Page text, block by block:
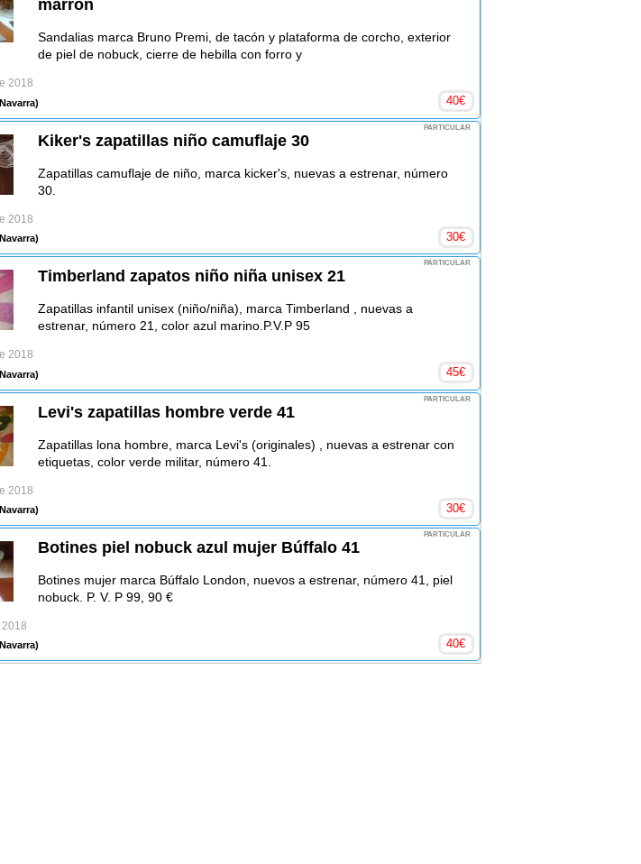
marrón
Sandalias marca Bruno Premi, de tacón y plataforma de corcho, exterior
de piel de nobuck, cierre de hebilla con forro y
2018
40€
PARTICULAR
Kiker's zapatillas niño camuflaje 30
Zapatillas camuflaje de niño, marca kicker's, nuevas a estrenar, número
30.
2018
30€
PARTICULAR
Timberland zapatos niño niña unisex 21
Zapatillas infantil unisex (niño/niña), marca Timberland , nuevas a
estrenar, número 21, color azul marino.P.V.P 95
2018
45€
PARTICULAR
Levi's zapatillas hombre verde 41
Zapatillas lona hombre, marca Levi's (originales) , nuevas a estrenar con
etiquetas, color verde militar, número 41.
2018
30€
PARTICULAR
Botines piel nobuck azul mujer Búffalo 41
Botines mujer marca Búffalo London, nuevos a estrenar, número 41, piel
nobuck. P. V. P 99, 90 €
40€